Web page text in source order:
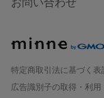
特定商取引法に基づく表
広告識別子の取得・利用